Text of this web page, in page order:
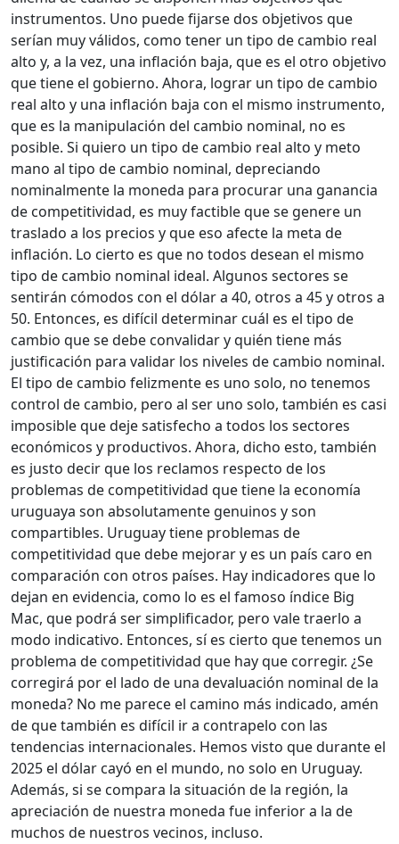
instrumentos. Uno puede fijarse dos objetivos que
serían muy válidos, como tener un tipo de cambio real
alto y, a la vez, una inflación baja, que es el otro objetivo
que tiene el gobierno. Ahora, lograr un tipo de cambio
real alto y una inflación baja con el mismo instrumento,
que es la manipulación del cambio nominal, no es
posible. Si quiero un tipo de cambio real alto y meto
mano al tipo de cambio nominal, depreciando
nominalmente la moneda para procurar una ganancia
de competitividad, es muy factible que se genere un
traslado a los precios y que eso afecte la meta de
inflación. Lo cierto es que no todos desean el mismo
tipo de cambio nominal ideal. Algunos sectores se
sentirán cómodos con el dólar a 40, otros a 45 y otros a
50. Entonces, es difícil determinar cuál es el tipo de
cambio que se debe convalidar y quién tiene más
justificación para validar los niveles de cambio nominal.
El tipo de cambio felizmente es uno solo, no tenemos
control de cambio, pero al ser uno solo, también es casi
imposible que deje satisfecho a todos los sectores
económicos y productivos. Ahora, dicho esto, también
es justo decir que los reclamos respecto de los
problemas de competitividad que tiene la economía
uruguaya son absolutamente genuinos y son
compartibles. Uruguay tiene problemas de
competitividad que debe mejorar y es un país caro en
comparación con otros países. Hay indicadores que lo
dejan en evidencia, como lo es el famoso índice Big
Mac, que podrá ser simplificador, pero vale traerlo a
modo indicativo. Entonces, sí es cierto que tenemos un
problema de competitividad que hay que corregir. ¿Se
corregirá por el lado de una devaluación nominal de la
moneda? No me parece el camino más indicado, amén
de que también es difícil ir a contrapelo con las
tendencias internacionales. Hemos visto que durante el
2025 el dólar cayó en el mundo, no solo en Uruguay.
Además, si se compara la situación de la región, la
apreciación de nuestra moneda fue inferior a la de
muchos de nuestros vecinos, incluso.